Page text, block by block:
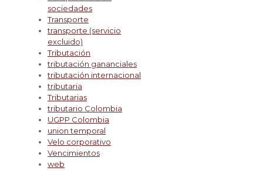
sociedades
Transporte
transporte (servicio
excluido)
Tributación
tributación gananciales
tributación internacional
tributaria
Tributarias
tributario Colombia
UGPP Colombia
union temporal
Velo corporativo
Vencimientos
web